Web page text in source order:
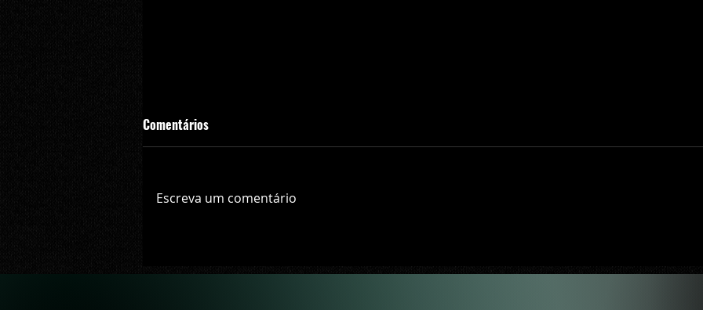
Crítica | Multiplayer de Call of Duty:
Halo: Campaign Evolved estreia com
Comentários
Escreva um comentário